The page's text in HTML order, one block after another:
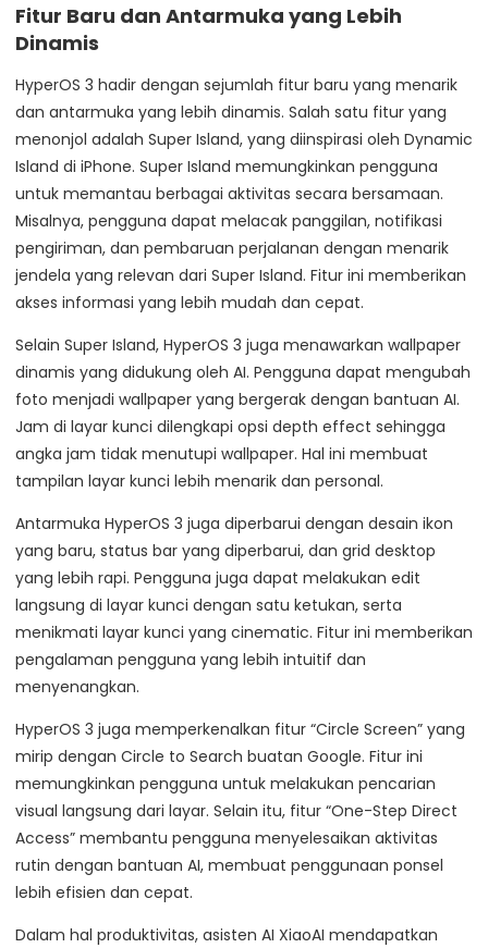
Fitur Baru dan Antarmuka yang Lebih
Dinamis
HyperOS 3 hadir dengan sejumlah fitur baru yang menarik
dan antarmuka yang lebih dinamis. Salah satu fitur yang
menonjol adalah Super Island, yang diinspirasi oleh Dynamic
Island di iPhone. Super Island memungkinkan pengguna
untuk memantau berbagai aktivitas secara bersamaan.
Misalnya, pengguna dapat melacak panggilan, notifikasi
pengiriman, dan pembaruan perjalanan dengan menarik
jendela yang relevan dari Super Island. Fitur ini memberikan
akses informasi yang lebih mudah dan cepat.
Selain Super Island, HyperOS 3 juga menawarkan wallpaper
dinamis yang didukung oleh AI. Pengguna dapat mengubah
foto menjadi wallpaper yang bergerak dengan bantuan AI.
Jam di layar kunci dilengkapi opsi depth effect sehingga
angka jam tidak menutupi wallpaper. Hal ini membuat
tampilan layar kunci lebih menarik dan personal.
Antarmuka HyperOS 3 juga diperbarui dengan desain ikon
yang baru, status bar yang diperbarui, dan grid desktop
yang lebih rapi. Pengguna juga dapat melakukan edit
langsung di layar kunci dengan satu ketukan, serta
menikmati layar kunci yang cinematic. Fitur ini memberikan
pengalaman pengguna yang lebih intuitif dan
menyenangkan.
HyperOS 3 juga memperkenalkan fitur “Circle Screen” yang
mirip dengan Circle to Search buatan Google. Fitur ini
memungkinkan pengguna untuk melakukan pencarian
visual langsung dari layar. Selain itu, fitur “One-Step Direct
Access” membantu pengguna menyelesaikan aktivitas
rutin dengan bantuan AI, membuat penggunaan ponsel
lebih efisien dan cepat.
Dalam hal produktivitas, asisten AI XiaoAI mendapatkan